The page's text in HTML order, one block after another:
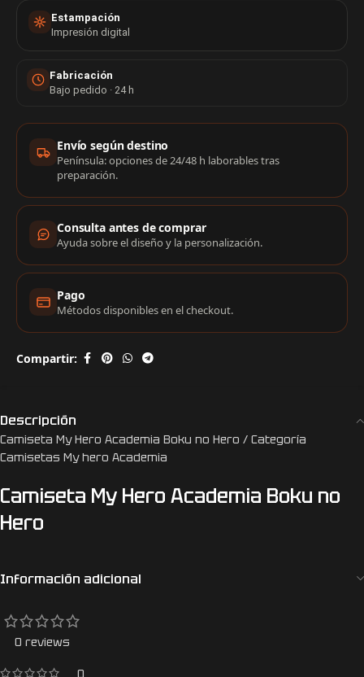
Estampación
Impresión digital
Fabricación
Bajo pedido · 24 h
Información de compra
Envío según destino
Península: opciones de 24/48 h laborables tras
preparación.
Consulta antes de comprar
Ayuda sobre el diseño y la personalización.
Pago
Métodos disponibles en el checkout.
Compartir:
Descripción
Camiseta My Hero Academia Boku no Hero / Categoría
Camisetas My hero Academia
Camiseta My Hero Academia Boku no
Hero
Información adicional
0 reviews
0